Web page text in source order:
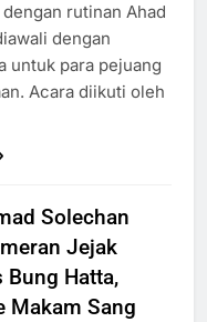
rutinan Ahad
dengan
untuk para pejuang
Acara diikuti oleh
Solechan
Jejak
Bung Hatta,
Makam Sang